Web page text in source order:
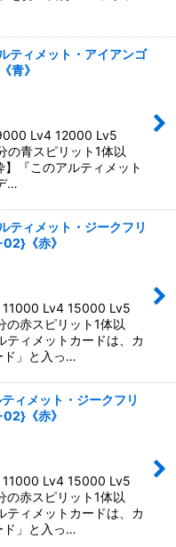
ティメット・アイアンゴ
青》
Lv4 12000 Lv5
の青スピリット1体以
『このアルティメット
…
ティメット・ジークフリ
《赤》
Lv4 15000 Lv5
の赤スピリット1体以
ティメットカードは、カ
ド」と入っ…
ィメット・ジークフリ
《赤》
Lv4 15000 Lv5
の赤スピリット1体以
ティメットカードは、カ
ド」と入っ…